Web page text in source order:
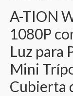
A-TION
1080P
Luz para
Mini
Cubierta